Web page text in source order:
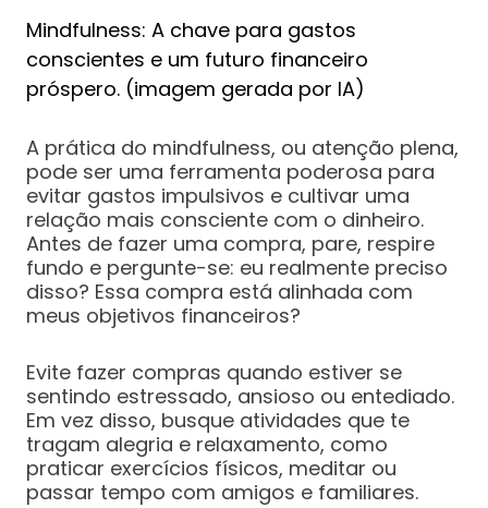
Mindfulness: A chave para gastos
conscientes e um futuro financeiro
próspero. (imagem gerada por IA)
A prática do mindfulness, ou atenção plena,
pode ser uma ferramenta poderosa para
evitar gastos impulsivos e cultivar uma
relação mais consciente com o dinheiro.
Antes de fazer uma compra, pare, respire
fundo e pergunte-se: eu realmente preciso
disso? Essa compra está alinhada com
meus objetivos financeiros?
Evite fazer compras quando estiver se
sentindo estressado, ansioso ou entediado.
Em vez disso, busque atividades que te
tragam alegria e relaxamento, como
praticar exercícios físicos, meditar ou
passar tempo com amigos e familiares.